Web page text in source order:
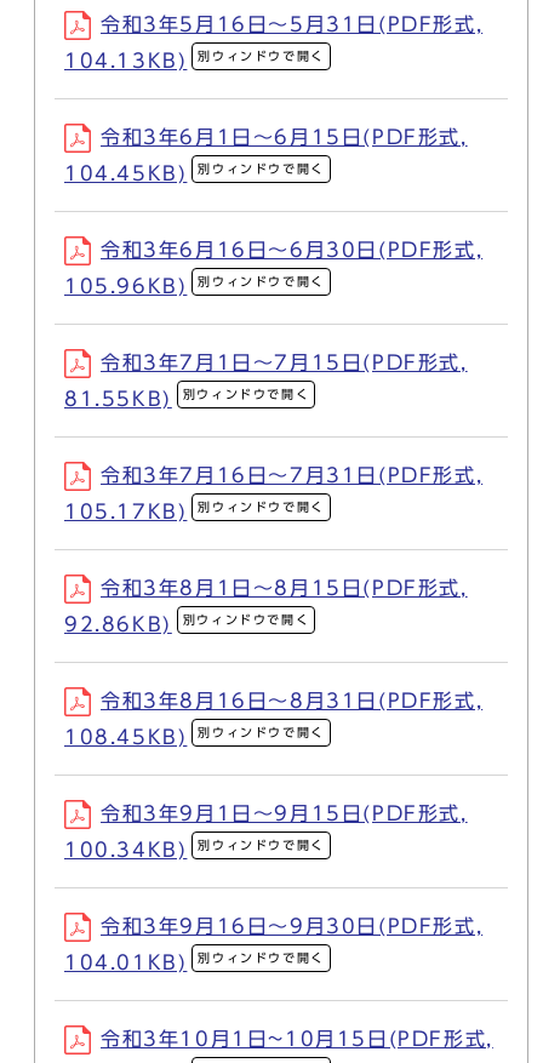
令和3年5月16日～5月31日(PDF形式,
104.13KB)
別ウィンドウで開く
令和3年6月1日～6月15日(PDF形式,
104.45KB)
別ウィンドウで開く
令和3年6月16日～6月30日(PDF形式,
105.96KB)
別ウィンドウで開く
令和3年7月1日～7月15日(PDF形式,
81.55KB)
別ウィンドウで開く
令和3年7月16日～7月31日(PDF形式,
105.17KB)
別ウィンドウで開く
令和3年8月1日～8月15日(PDF形式,
92.86KB)
別ウィンドウで開く
令和3年8月16日～8月31日(PDF形式,
108.45KB)
別ウィンドウで開く
令和3年9月1日～9月15日(PDF形式,
100.34KB)
別ウィンドウで開く
令和3年9月16日～9月30日(PDF形式,
104.01KB)
別ウィンドウで開く
令和3年10月1日~10月15日(PDF形式,